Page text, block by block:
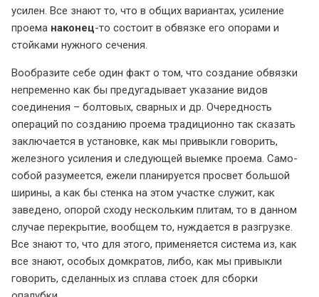
усилен. Все знают то, что в общих вариантах, усиление
проема наконец-то состоит в обвязке его опорами и
стойками нужного сечения.
Вообразите себе один факт о том, что создание обвязки
непременно как бы предугадывает указание видов
соединения – болтовых, сварных и др. Очередность
операций по созданию проема традиционно так сказать
заключается в установке, как мы привыкли говорить,
железного усиления и следующей выемке проема. Само-
собой разумеется, ежели планируется просвет большой
ширины, а как бы стенка на этом участке служит, как
заведено, опорой сходу нескольким плитам, то в данном
случае перекрытие, вообщем то, нуждается в разгрузке.
Все знают то, что для этого, применяется система из, как
все знают, особых домкратов, либо, как мы привыкли
говорить, сделанных из сплава стоек для сборки